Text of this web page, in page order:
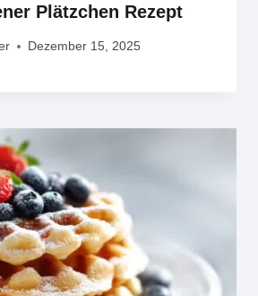
Plätzchen Rezept
Dezember 15, 2025